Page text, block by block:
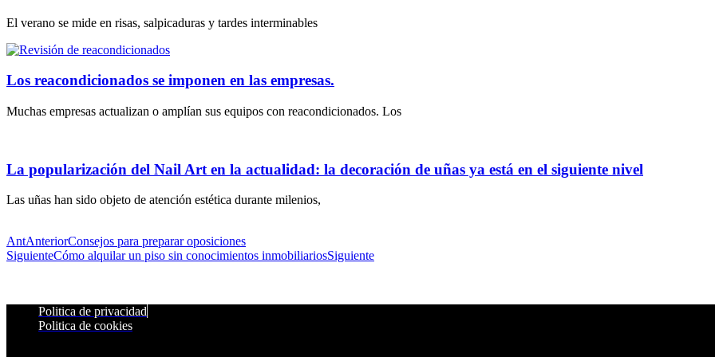
El verano se mide en risas, salpicaduras y tardes interminables
Los reacondicionados se imponen en las empresas.
Muchas empresas actualizan o amplían sus equipos con reacondicionados. Los
La popularización del Nail Art en la actualidad: la decoración de uñas ya está en el siguiente nivel
Las uñas han sido objeto de atención estética durante milenios,
AntAnteriorConsejos para preparar oposiciones
SiguienteCómo alquilar un piso sin conocimientos inmobiliariosSiguiente
Politica de privacidad
Politica de cookies